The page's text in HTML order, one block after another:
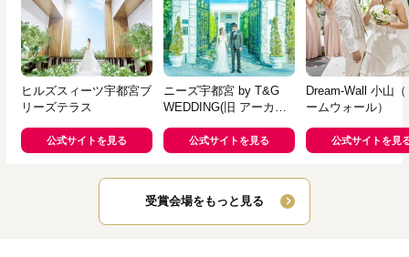
ヒルズスィーツ宇都宮ブ
リーズテラス
公式サイトを見る
ニーズ宇都宮 by T&G
WEDDING(旧 アーカン
公式サイトを見る
Dream-Wall 小山
ームウォール）
公式サイトを見
受賞会場をもっと見る